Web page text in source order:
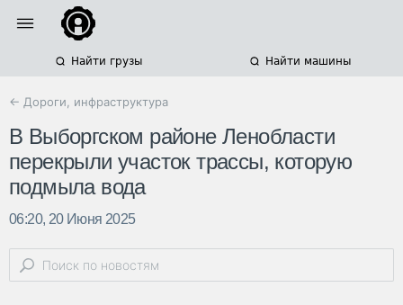
Найти грузы Найти машины
← Дороги, инфраструктура
В Выборгском районе Ленобласти
перекрыли участок трассы, которую
подмыла вода
06:20, 20 Июня 2025